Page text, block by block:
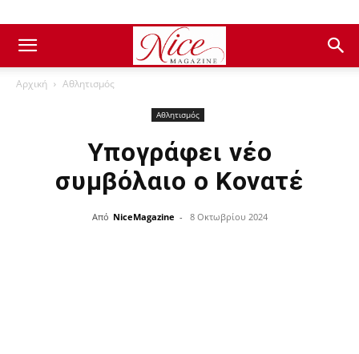
Αρχική Αθλητισμός
Αθλητισμός
Υπογράφει νέο
συμβόλαιο ο Κονατέ
Από NiceMagazine - 8 Οκτωβρίου 2024